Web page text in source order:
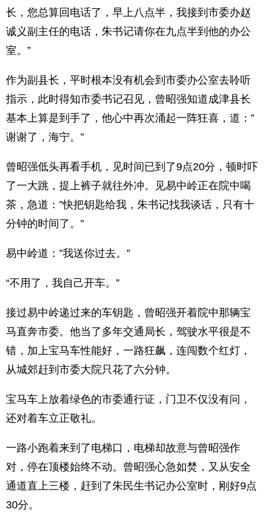
长，您总算回电话了，早上八点半，我接到市委办赵
诚义副主任的电话，朱书记请你在九点半到他的办公
室。”
作为副县长，平时根本没有机会到市委办公室去聆听
指示，此时得知市委书记召见，曾昭强知道成津县长
基本上算是到手了，他心中再次涌起一阵狂喜，道：”
谢谢了，海宁。”
曾昭强低头再看手机，见时间已到了9点20分，顿时吓
了一大跳，提上裤子就往外冲。见易中岭正在院中喝
茶，急道：”快把钥匙给我，朱书记找我谈话，只有十
分钟的时间了。”
易中岭道：”我送你过去。”
“不用了，我自己开车。”
接过易中岭递过来的车钥匙，曾昭强开着院中那辆宝
马直奔市委。他当了多年交通局长，驾驶水平很是不
错，加上宝马车性能好，一路狂飙，连闯数个红灯，
从城郊赶到市委大院只花了六分钟。
宝马车上放着绿色的市委通行证，门卫不仅没有问，
还对着车立正敬礼。
一路小跑着来到了电梯口，电梯却故意与曾昭强作
对，停在顶楼始终不动。曾昭强心急如焚，又从安全
通道直上三楼，赶到了朱民生书记办公室时，刚好9点
30分。